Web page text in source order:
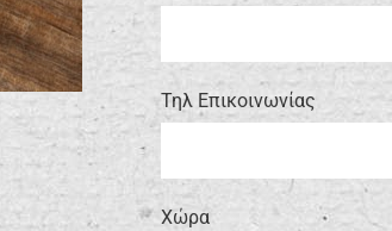
Τηλ Επικοινωνίας
Xώρα